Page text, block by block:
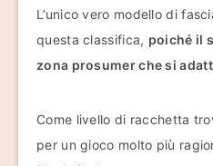
L’unico vero modello di
questa classifica, poiché il
zona prosumer che si
Come livello di racchetta
per un gioco molto più